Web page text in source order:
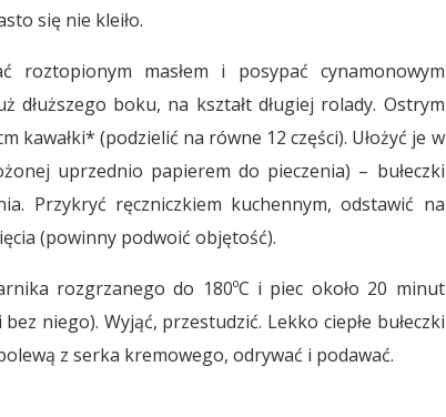
się nie kleiło.
roztopionym masłem i posypać cynamonowym
dłuższego boku, na kształt długiej rolady. Ostrym
kawałki* (podzielić na równe 12 części). Ułożyć je w
uprzednio papierem do pieczenia) – bułeczki
Przykryć ręczniczkiem kuchennym, odstawić na
(powinny podwoić objętość).
rozgrzanego do 180ºC i piec około 20 minut
niego). Wyjąć, przestudzić. Lekko ciepłe bułeczki
z serka kremowego, odrywać i podawać.